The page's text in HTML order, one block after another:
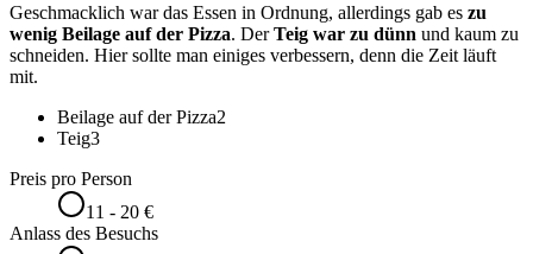
Geschmacklich war das Essen in Ordnung, allerdings gab es zu
wenig Beilage auf der Pizza. DerTeig war zu dünn und kaum zu
schneiden. Hier sollte man einiges verbessern, denn die Zeit läuft
mit.
Beilage auf der Pizza2
Teig3
Preis pro Person
11 - 20 €
Anlass des Besuchs